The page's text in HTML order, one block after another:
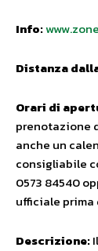
Info:
Distanza
Orari di
prenotazione
anche un
consigliabile
0573 84540
ufficiale prima
Descrizione: